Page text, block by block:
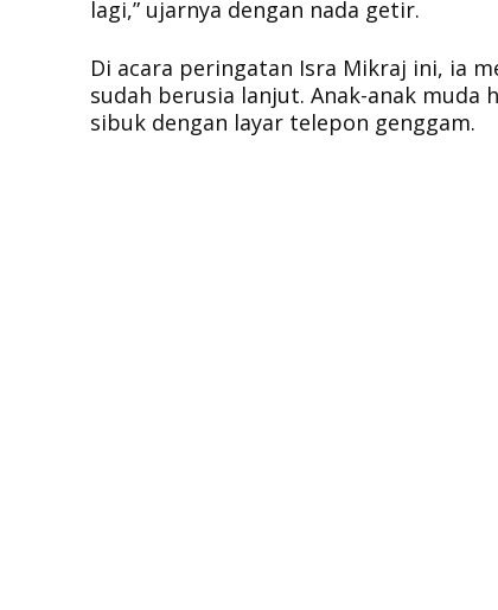
lagi,” ujarnya dengan nada getir.
Di acara peringatan Isra Mikraj ini, ia
sudah berusia lanjut. Anak-anak muda
sibuk dengan layar telepon genggam.